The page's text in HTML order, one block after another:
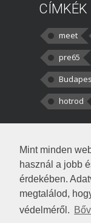
Mint minden
használ a jobb
érdekében.
megtalálod,
védelméről.
CÍMKÉK
meet
pre65
hotrod
darabbaal
!fasza